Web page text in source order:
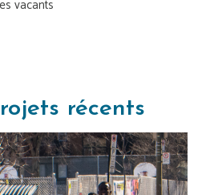
vacants
récents